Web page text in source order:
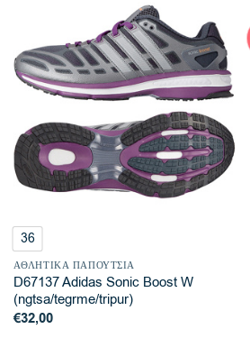
36
ΑΘΛΗΤΙΚΆ ΠΑΠΟΎΤΣΙΑ
D67137 Adidas Sonic Boost W
(ngtsa/tegrme/tripur)
€32,00